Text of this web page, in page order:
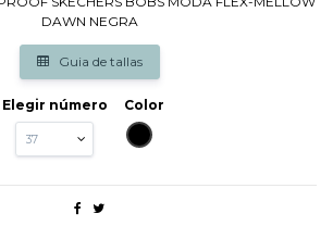
DAWN NEGRA
Guia de tallas
Elegir número
Color
NEGRO